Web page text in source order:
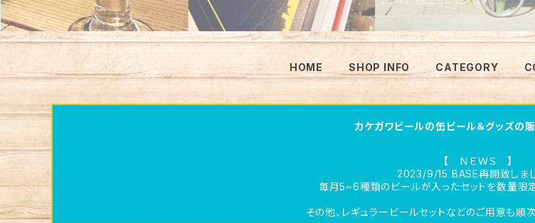
HOME SHOP INFO CATEGORY
カケガワビールの缶ビール＆グッズの
【 ＮＥＷＳ 】
2023/9/15 BASE再開致しまし
毎月5~6種類のビールが入ったセットを数量限定
その他、レギュラービールセットなどのご用意も順